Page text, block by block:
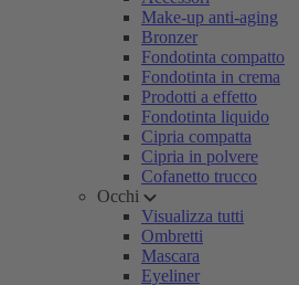
Make-up anti-aging
Bronzer
Fondotinta compatto
Fondotinta in crema
Prodotti a effetto
Fondotinta liquido
Cipria compatta
Cipria in polvere
Cofanetto trucco
Occhi
Visualizza tutti
Ombretti
Mascara
Eyeliner